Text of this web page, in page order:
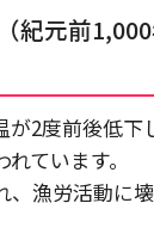
紀元前
が2度前後低下
ています。
、漁労活動に